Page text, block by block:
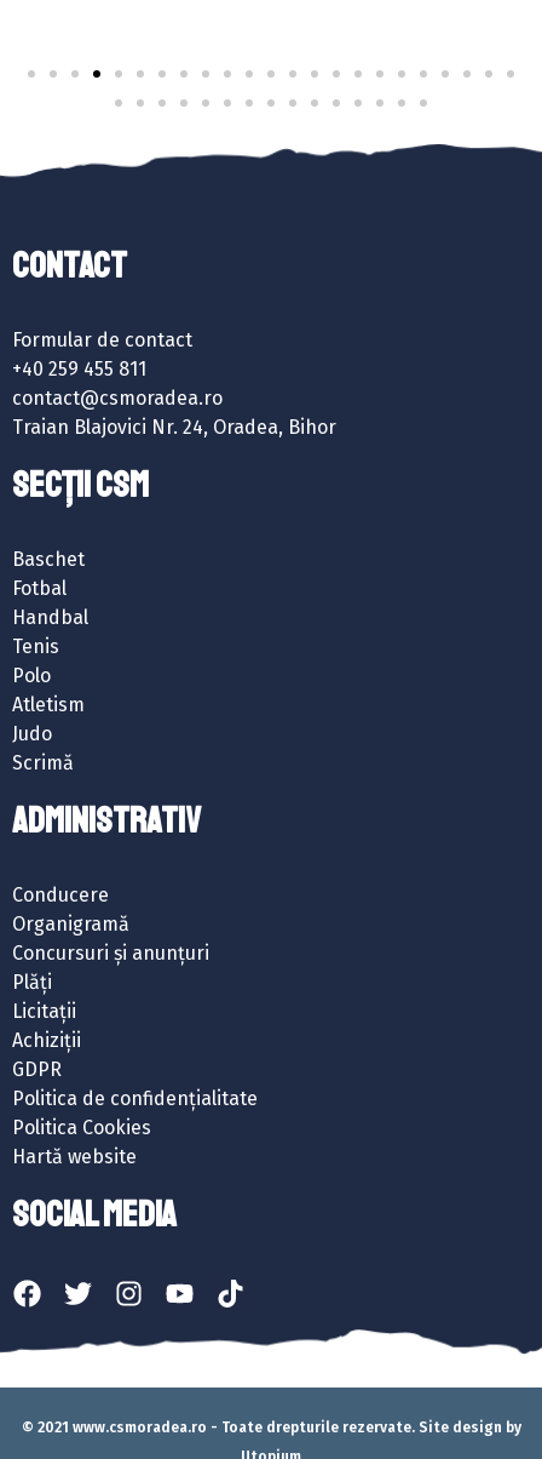
Contact
Formular de contact
+40 259 455 811
contact@csmoradea.ro
Traian Blajovici Nr. 24, Oradea, Bihor
SECȚII CSM
Baschet
Fotbal
Handbal
Tenis
Polo
Atletism
Judo
Scrimă
ADMINISTRATIV
Conducere
Organigramă
Concursuri și anunțuri
Plăți
Licitații
Achiziții
GDPR
Politica de confidențialitate
Politica Cookies
Hartă website
SOCIAL MEDIA
© 2021 www.csmoradea.ro - Toate drepturile rezervate. Site design by